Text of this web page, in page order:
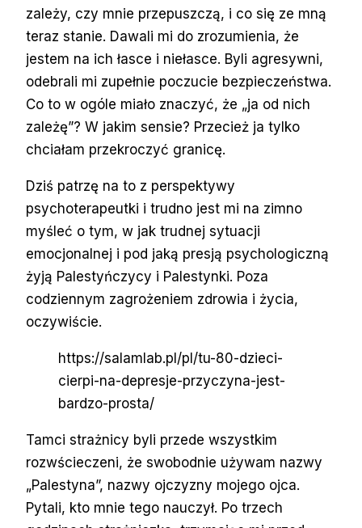
zależy, czy mnie przepuszczą, i co się ze mną
teraz stanie. Dawali mi do zrozumienia, że
jestem na ich łasce i niełasce. Byli agresywni,
odebrali mi zupełnie poczucie bezpieczeństwa.
Co to w ogóle miało znaczyć, że „ja od nich
zależę”? W jakim sensie? Przecież ja tylko
chciałam przekroczyć granicę.
Dziś patrzę na to z perspektywy
psychoterapeutki i trudno jest mi na zimno
myśleć o tym, w jak trudnej sytuacji
emocjonalnej i pod jaką presją psychologiczną
żyją Palestyńczycy i Palestynki. Poza
codziennym zagrożeniem zdrowia i życia,
oczywiście.
https://salamlab.pl/pl/tu-80-dzieci-
cierpi-na-depresje-przyczyna-jest-
bardzo-prosta/
Tamci strażnicy byli przede wszystkim
rozwścieczeni, że swobodnie używam nazwy
„Palestyna”, nazwy ojczyzny mojego ojca.
Pytali, kto mnie tego nauczył. Po trzech